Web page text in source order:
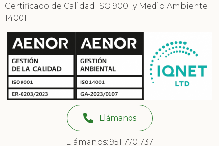
Certificado de Calidad ISO 9001 y Medio Ambiente
14001
Llámanos
Llámanos: 951 770 737